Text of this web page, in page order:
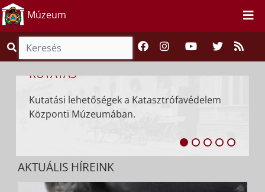
Múzeum
lehetőségek a Katasztrófavédelem
Múzeumában.
ÁLLANDÓ
Ismerje meg
AKTUÁLIS HÍREINK